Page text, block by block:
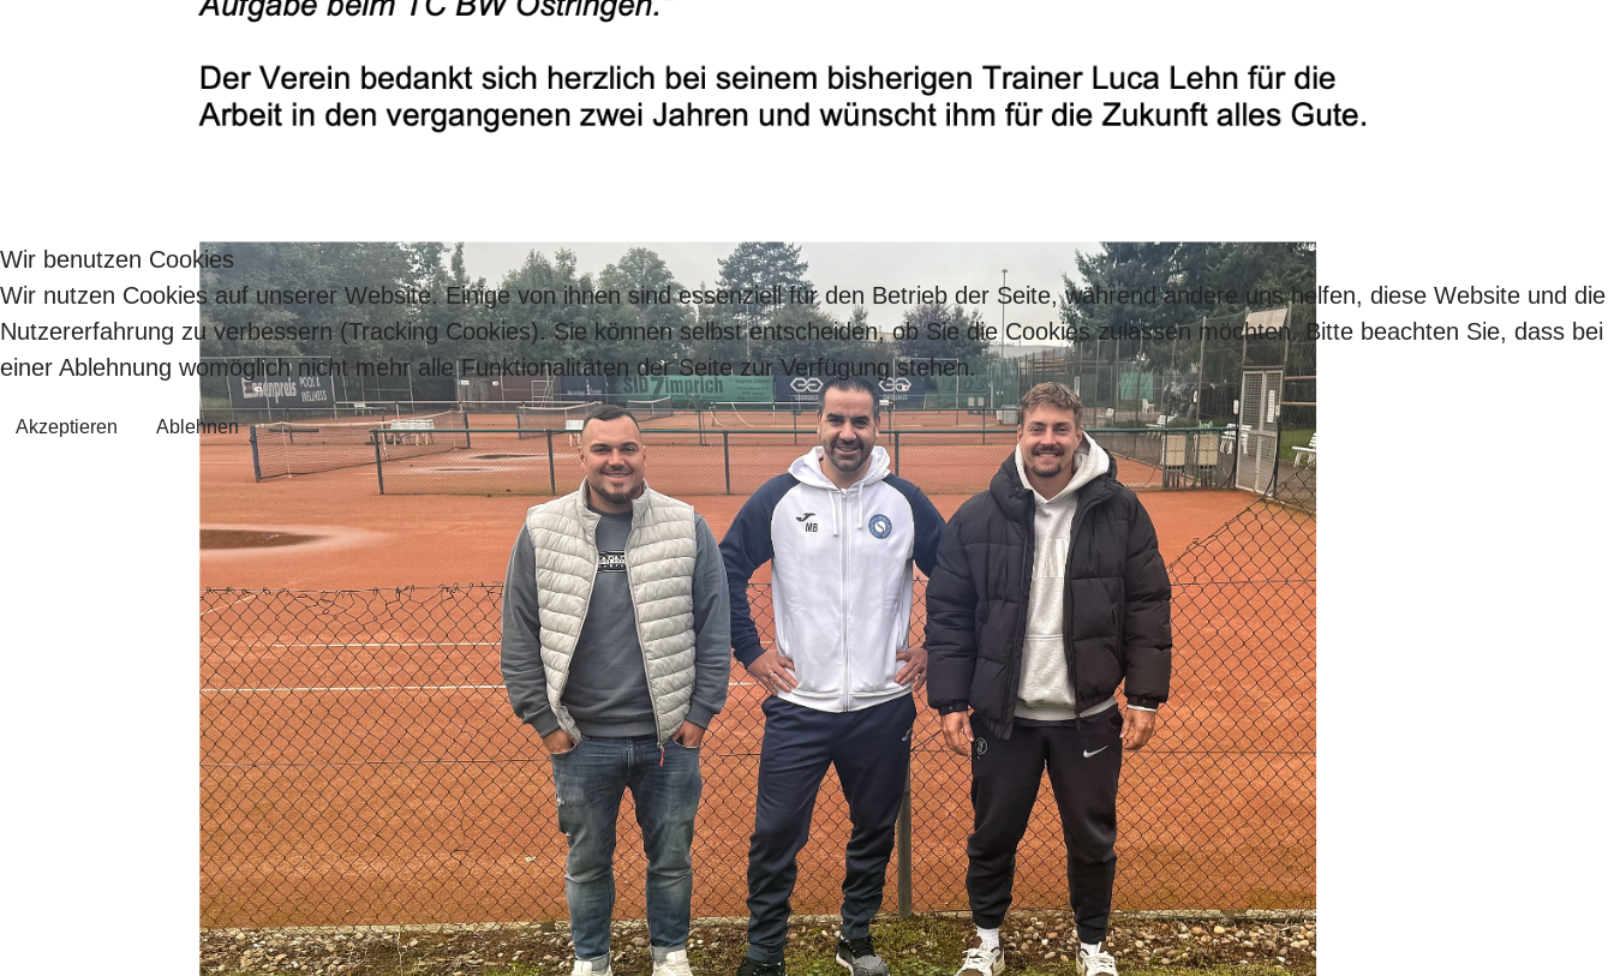
Wir benutzen Cookies
Wir nutzen Cookies auf unserer Website. Einige von ihnen sind essenziell für den Betrieb der Seite, während andere uns helfen, diese Website und die
Nutzererfahrung zu verbessern (Tracking Cookies). Sie können selbst entscheiden, ob Sie die Cookies zulassen möchten. Bitte beachten Sie, dass bei
einer Ablehnung womöglich nicht mehr alle Funktionalitäten der Seite zur Verfügung stehen.
Akzeptieren Ablehnen